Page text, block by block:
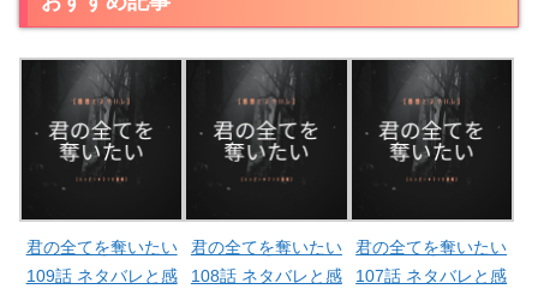
君の全てを奪いたい
109話 ネタバレと感
君の全てを奪いたい
108話 ネタバレと感
君の全てを奪いたい
107話 ネタバレと感